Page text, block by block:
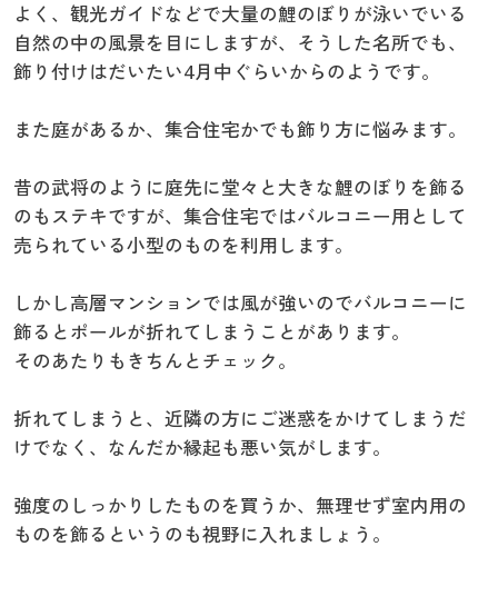
よく、観光ガイドなどで大量の鯉のぼりが泳いでいる
自然の中の風景を目にしますが、そうした名所でも、
飾り付けはだいたい4月中ぐらいからのようです。
また庭があるか、集合住宅かでも飾り方に悩みます。
昔の武将のように庭先に堂々と大きな鯉のぼりを飾る
のもステキですが、集合住宅ではバルコニー用として
売られている小型のものを利用します。
しかし高層マンションでは風が強いのでバルコニーに
飾るとポールが折れてしまうことがあります。
そのあたりもきちんとチェック。
折れてしまうと、近隣の方にご迷惑をかけてしまうだ
けでなく、なんだか縁起も悪い気がします。
強度のしっかりしたものを買うか、無理せず室内用の
ものを飾るというのも視野に入れましょう。